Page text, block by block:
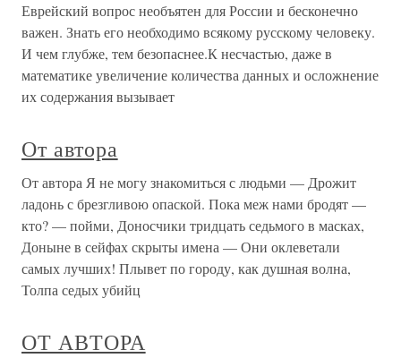
Еврейский вопрос необъятен для России и бесконечно
важен. Знать его необходимо всякому русскому человеку.
И чем глубже, тем безопаснее.К несчастью, даже в
математике увеличение количества данных и осложнение
их содержания вызывает
От автора
От автора Я не могу знакомиться с людьми — Дрожит
ладонь с брезгливою опаской. Пока меж нами бродят —
кто? — пойми, Доносчики тридцать седьмого в масках,
Доныне в сейфах скрыты имена — Они оклеветали
самых лучших! Плывет по городу, как душная волна,
Толпа седых убийц
ОТ АВТОРА